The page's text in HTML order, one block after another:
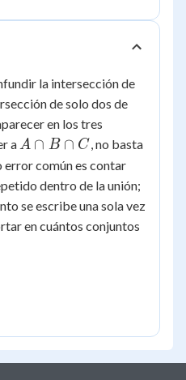
g\}
la intersección de
de solo dos de
en los tres
a A
\cap
B
A ∩ B ∩ C, no basta
error común es contar
dentro de la unión;
se escribe una sola vez
en cuántos conjuntos